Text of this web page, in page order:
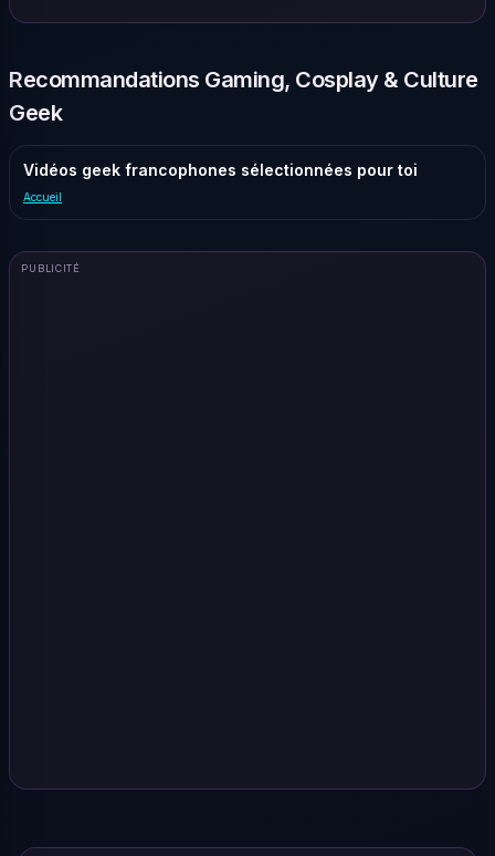
Recommandations Gaming, Cosplay & Culture
Geek
Vidéos geek francophones sélectionnées pour toi
Accueil
PUBLICITÉ